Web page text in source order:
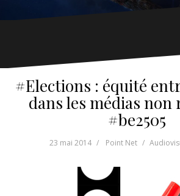
#Elections : équité
dans les médias non
#be2505
23 mai 2014 Point Net